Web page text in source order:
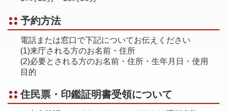
予約方法
電話または窓口で下記についてお伝えください
(1)来庁される方のお名前・住所
(2)必要とされる方のお名前・住所・生年月日・使用
目的
住民票・印鑑証明書受領について